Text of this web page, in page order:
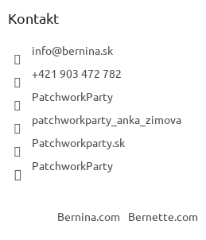
Kontakt
info@bernina.sk
+421 903 472 782
PatchworkParty
patchworkparty_anka_zimova
Patchworkparty.sk
PatchworkParty
Bernina.com Bernette.com